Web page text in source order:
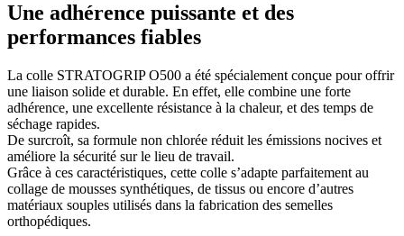
Une adhérence puissante et des
performances fiables
La colle STRATOGRIP O500 a été spécialement conçue pour offrir
une liaison solide et durable. En effet, elle combine une forte
adhérence, une excellente résistance à la chaleur, et des temps de
séchage rapides.
De surcroît, sa formule non chlorée réduit les émissions nocives et
améliore la sécurité sur le lieu de travail.
Grâce à ces caractéristiques, cette colle s’adapte parfaitement au
collage de mousses synthétiques, de tissus ou encore d’autres
matériaux souples utilisés dans la fabrication des semelles
orthopédiques.